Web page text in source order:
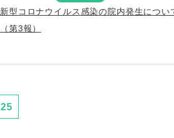
新型コロナウイルス感染の院内発生につい
（第3報）
25